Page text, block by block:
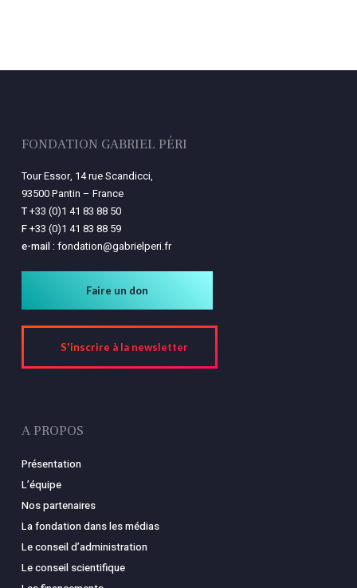
FONDATION GABRIEL PÉRI
Tour Essor, 14 rue Scandicci,
93500 Pantin – France
T+33 (0)1 41 83 88 50
F+33 (0)1 41 83 88 59
e-mail : fondation@gabrielperi.fr
Faire un don
S'inscrire à la newsletter
A PROPOS
Présentation
L’équipe
Nos partenaires
La fondation dans les médias
Le conseil d’administration
Le conseil scientifique